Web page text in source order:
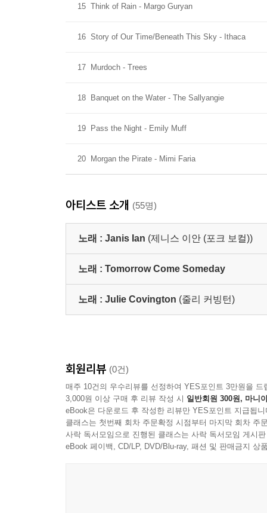
15 Think of Rain - Margo Guryan
16 Story of Our Time/Beneath This Sky - Ithaca
17 Murdoch - Trees
18 Banquet on the Water - The Sallyangie
19 Pass the Night - Emily Muff
20 Morgan the Pirate - Mimi Faria
아티스트 소개 (55명)
노래 : Janis Ian (제니스 이안 (포크 보컬))
노래 : Tomorrow Come Someday
노래 : Julie Covington (줄리 커빙턴)
회원리뷰 (0건)
매주 10건의 우수리뷰를 선정하여 YES포인트 3만원을 드
3,000원 이상 구매 후 리뷰 작성 시 일반회원 300원, 마니
eBook은 다운로드 후 작성한 리뷰만 YES포인트 지급됩니
클래스는 첫번째 회차 주문확정 시점부터 마지막 회차 주
사락 독서모임으로 진행된 클래스는 사락 독서모임 게시
eBook 페이백, CD/LP, DVD/Blu-ray, 패션 및 판매금지 상